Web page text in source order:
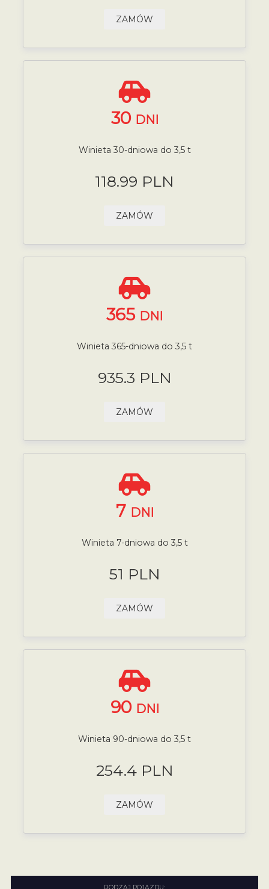
ZAMÓW
30 DNI
Winieta 30-dniowa do 3,5 t
118.99 PLN
ZAMÓW
365 DNI
Winieta 365-dniowa do 3,5 t
935.3 PLN
ZAMÓW
7 DNI
Winieta 7-dniowa do 3,5 t
51 PLN
ZAMÓW
90 DNI
Winieta 90-dniowa do 3,5 t
254.4 PLN
ZAMÓW